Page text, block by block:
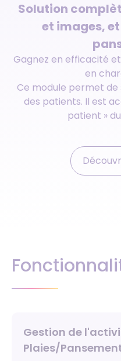
Solution
et images,
Gagnez en efficacité
en
Ce module permet de
des patients. Il est
patient »
Gestion de
Plaies/